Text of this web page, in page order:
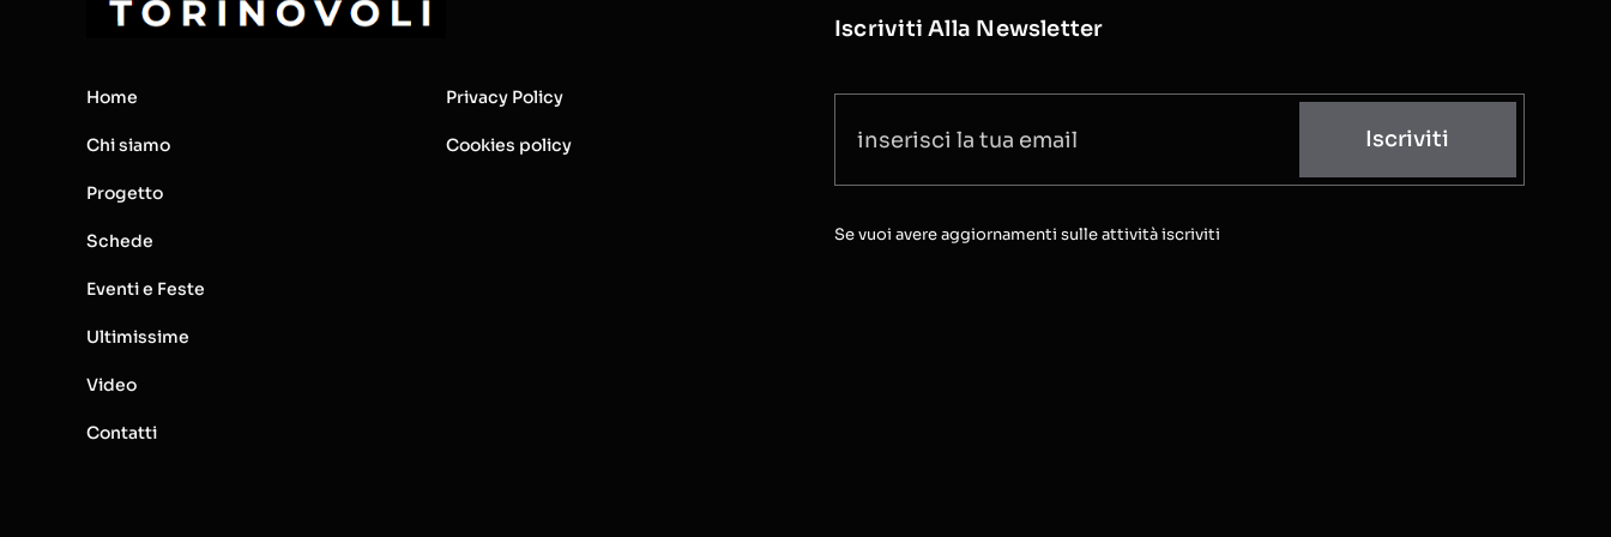
Home
Chi siamo
Progetto
Schede
Eventi e Feste
Ultimissime
Video
Contatti
Privacy Policy
Cookies policy
Iscriviti Alla Newsletter
Iscriviti
Se vuoi avere aggiornamenti sulle attività iscriviti